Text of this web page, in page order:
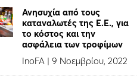
Ανησυχία από τους
καταναλωτές της Ε.Ε., για
το κόστος και την
ασφάλεια των τροφίμων
InoFA |9 Νοεμβρίου, 2022